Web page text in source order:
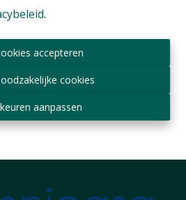
.
accepteren
cookies
aanpassen